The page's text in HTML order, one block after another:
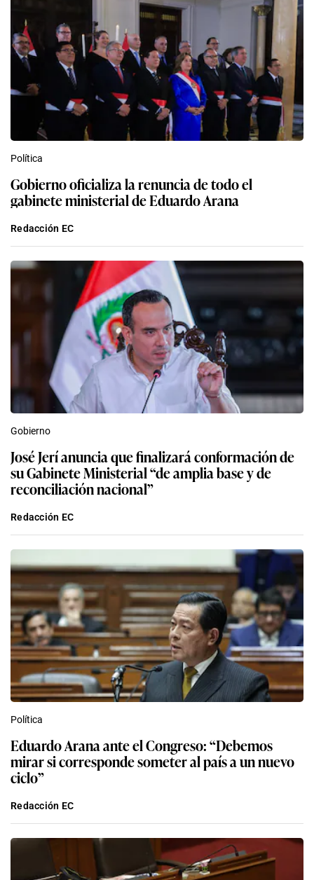
Política
Gobierno oficializa la renuncia de todo el
gabinete ministerial de Eduardo Arana
Redacción EC
Gobierno
José Jerí anuncia que finalizará conformación de
su Gabinete Ministerial “de amplia base y de
reconciliación nacional”
Redacción EC
Política
Eduardo Arana ante el Congreso: “Debemos
mirar si corresponde someter al país a un nuevo
ciclo”
Redacción EC